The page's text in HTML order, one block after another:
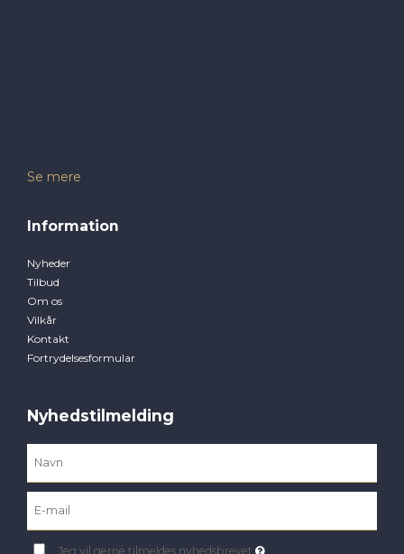
Se mere
Information
Nyheder
Tilbud
Om os
Vilkår
Kontakt
Fortrydelsesformular
Nyhedstilmelding
Jeg vil gerne tilmeldes nyhedsbrevet